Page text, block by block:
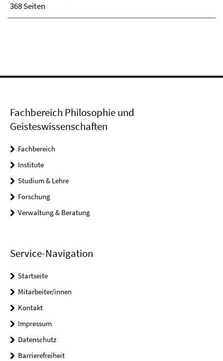
368 Seiten
Fachbereich Philosophie und
Geisteswissenschaften
Fachbereich
Institute
Studium & Lehre
Forschung
Verwaltung & Beratung
Service-Navigation
Startseite
Mitarbeiter/innen
Kontakt
Impressum
Datenschutz
Barrierefreiheit